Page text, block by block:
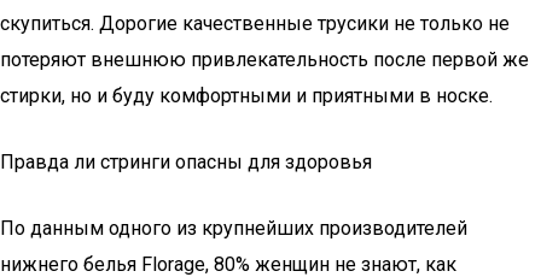
скупиться. Дорогие качественные трусики не только не
потеряют внешнюю привлекательность после первой же
стирки, но и буду комфортными и приятными в носке.
Правда ли стринги опасны для здоровья
По данным одного из крупнейших производителей
нижнего белья Florage, 80% женщин не знают, как